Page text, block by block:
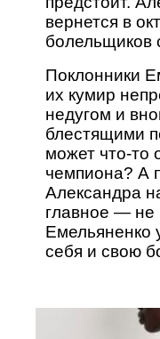
вернется в
болельщиков
Поклонники
их кумир
недугом и
блестящими
может что-то
чемпиона? А
Александра
главное — не
Емельяненко
себя и свою